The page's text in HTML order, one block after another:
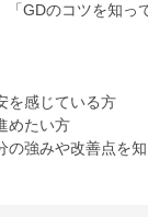
「GDのコツを知
を感じている方
めたい方
の強みや改善点を